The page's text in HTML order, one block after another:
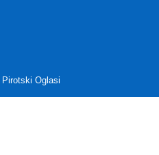
Pirotski Oglasi